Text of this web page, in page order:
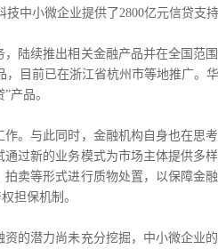
中小微企业提供了2800亿元信贷支持
续推出相关金融产品并在全国范围
目前已在浙江省杭州市等地推广。
产品。
。与此同时，金融机构自身也在思
过新的业务模式为市场主体提供多
卖等形式进行质物处置，以保障金
担保机制。
的潜力尚未充分挖掘，中小微企业